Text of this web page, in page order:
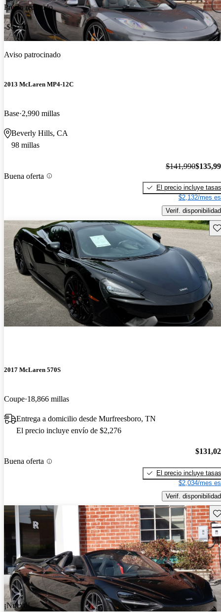
Precio reducido
-$6,000
Aviso patrocinado
2013 McLaren MP4-12C
Base 2,990 millas
Beverly Hills, CA
98 millas
Buena oferta
$141,990
El precio incluye tasas
$2,132/mes
Verif. disponibilidad
2017 McLaren 570S
Coupe 18,866 millas
Entrega a domicilio desde Murfreesboro, TN
El precio incluye envío de $2,276
Buena oferta
El precio incluye tasas
$2,034/mes
Verif. disponibilidad
¡Nuevo!